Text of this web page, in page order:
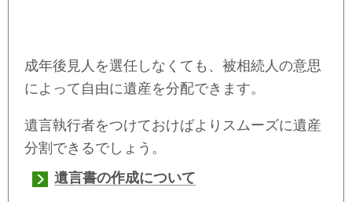
成年後見人を選任しなくても、被相続人の意思
によって自由に遺産を分配できます。
遺言執行者をつけておけばよりスムーズに遺産
分割できるでしょう。
遺言書の作成について